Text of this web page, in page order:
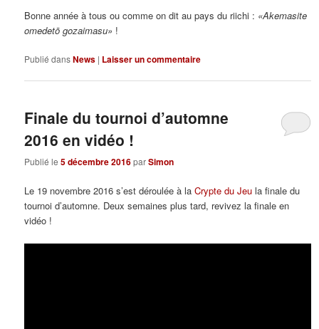
Bonne année à tous ou comme on dit au pays du riichi : «Akemasite
omedetō gozaimasu» !
Publié dansNews | Laisser un commentaire
Finale du tournoi d’automne
2016 en vidéo !
Publié le5 décembre 2016parSimon
Le 19 novembre 2016 s’est déroulée à laCrypte du Jeu la finale du
tournoi d’automne. Deux semaines plus tard, revivez la finale en
vidéo !